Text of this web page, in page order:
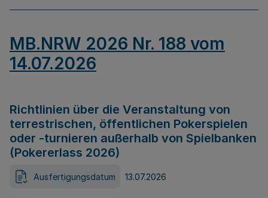
MB.NRW 2026 Nr. 188 vom
14.07.2026
Richtlinien über die Veranstaltung von
terrestrischen, öffentlichen Pokerspielen
oder -turnieren außerhalb von Spielbanken
(Pokererlass 2026)
Ausfertigungsdatum 13.07.2026